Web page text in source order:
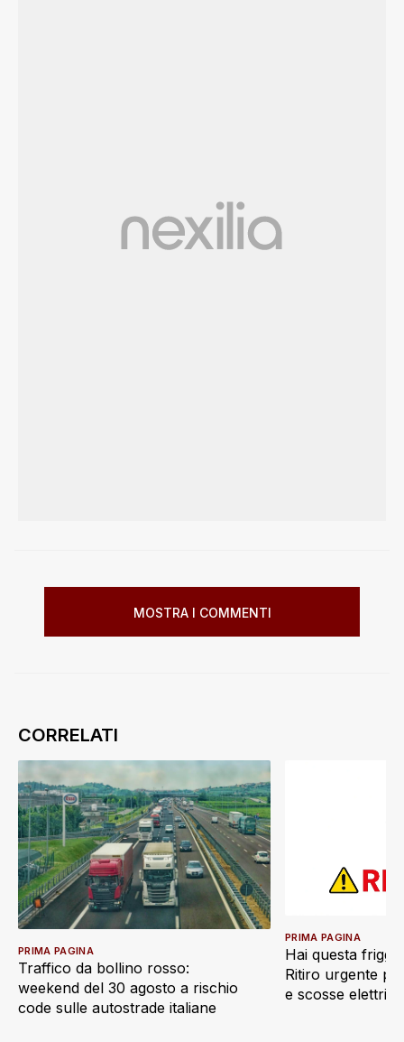
MOSTRA I COMMENTI
Traffico da bollino rosso:
weekend del 30 agosto a rischio
code sulle autostrade italiane
PRIMA PAGINA
Hai questa
Ritiro urgente
e scosse
PRIMA PAGINA